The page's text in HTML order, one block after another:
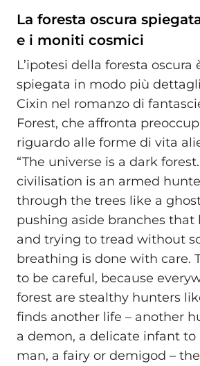
La foresta oscura
e i moniti cosmici
L’ipotesi della foresta oscura
spiegata in modo più
Cixin nel romanzo di
Forest, che affronta
riguardo alle forme di vita
“The universe is a dark
civilisation is an armed
through the trees like a
pushing aside branches that
and trying to tread without
breathing is done with care.
to be careful, because
forest are stealthy hunters
finds another life – another
a demon, a delicate infant
man, a fairy or demigod –